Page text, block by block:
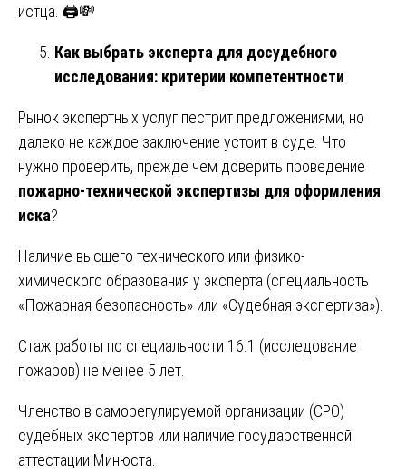
истца. 🖨️💸
Как выбрать эксперта для досудебного
исследования: критерии компетентности
Рынок экспертных услуг пестрит предложениями, но
далеко не каждое заключение устоит в суде. Что
нужно проверить, прежде чем доверить проведение
пожарно-технической экспертизы для оформления
иска?
Наличие высшего технического или физико-
химического образования у эксперта (специальность
«Пожарная безопасность» или «Судебная экспертиза»).
Стаж работы по специальности 16.1 (исследование
пожаров) не менее 5 лет.
Членство в саморегулируемой организации (СРО)
судебных экспертов или наличие государственной
аттестации Минюста.